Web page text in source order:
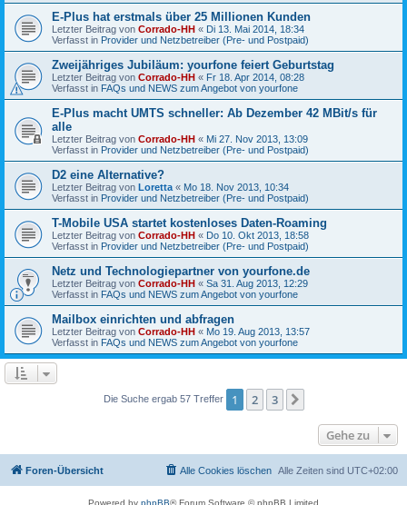
E-Plus hat erstmals über 25 Millionen Kunden
Letzter Beitrag von Corrado-HH « Di 13. Mai 2014, 18:34
Verfasst in Provider und Netzbetreiber (Pre- und Postpaid)
Zweijähriges Jubiläum: yourfone feiert Geburtstag
Letzter Beitrag von Corrado-HH « Fr 18. Apr 2014, 08:28
Verfasst in FAQs und NEWS zum Angebot von yourfone
E-Plus macht UMTS schneller: Ab Dezember 42 MBit/s für
alle
Letzter Beitrag von Corrado-HH « Mi 27. Nov 2013, 13:09
Verfasst in Provider und Netzbetreiber (Pre- und Postpaid)
D2 eine Alternative?
Letzter Beitrag von Loretta « Mo 18. Nov 2013, 10:34
Verfasst in Provider und Netzbetreiber (Pre- und Postpaid)
T-Mobile USA startet kostenloses Daten-Roaming
Letzter Beitrag von Corrado-HH « Do 10. Okt 2013, 18:58
Verfasst in Provider und Netzbetreiber (Pre- und Postpaid)
Netz und Technologiepartner von yourfone.de
Letzter Beitrag von Corrado-HH « Sa 31. Aug 2013, 12:29
Verfasst in FAQs und NEWS zum Angebot von yourfone
Mailbox einrichten und abfragen
Letzter Beitrag von Corrado-HH « Mo 19. Aug 2013, 13:57
Verfasst in FAQs und NEWS zum Angebot von yourfone
Die Suche ergab 57 Treffer 1 2 3
Gehe zu
Foren-Übersicht Alle Zeiten sind UTC+02:00
Alle Cookies löschen
Powered by phpBB® Forum Software © phpBB Limited